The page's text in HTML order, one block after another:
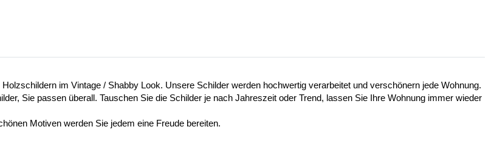
im Vintage / Shabby Look. Unsere Schilder werden hochwertig verarbeitet und verschönern jede Wohnung.
Sie passen überall. Tauschen Sie die Schilder je nach Jahreszeit oder Trend, lassen Sie Ihre Wohnung immer wieder
Motiven werden Sie jedem eine Freude bereiten.